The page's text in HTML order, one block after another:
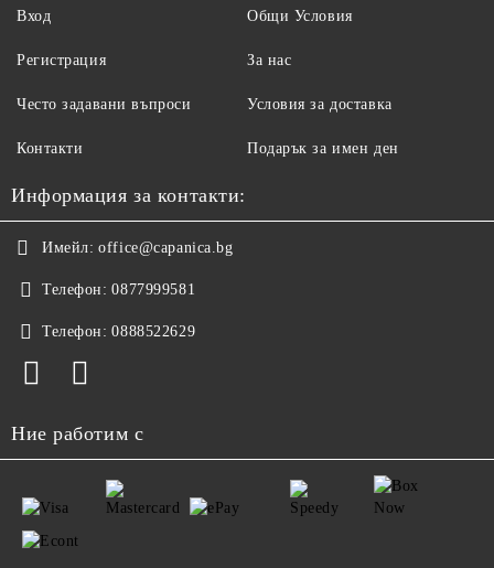
Вход
Регистрация
Често задавани въпроси
Контакти
Общи Условия
За нас
Условия за доставка
Подарък за имен ден
Информация за контакти:
Имейл: office@capanica.bg
Телефон: 0877999581
Телефон: 0888522629
Ние работим с